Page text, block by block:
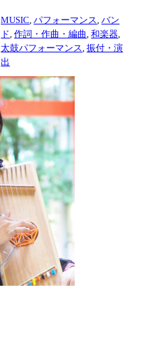
MUSIC,パフォーマンス,バン
ド,作詞・作曲・編曲,和楽器,
太鼓パフォーマンス,振付・演
出